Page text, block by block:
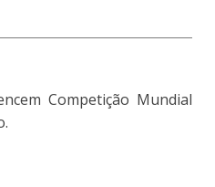
Competição Mundial